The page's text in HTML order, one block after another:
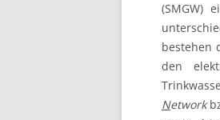
(SMGW)
bestehen
den
Network